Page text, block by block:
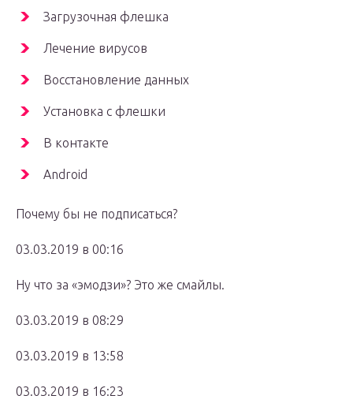
Загрузочная флешка
Лечение вирусов
Восстановление данных
Установка с флешки
В контакте
Android
Почему бы не подписаться?
03.03.2019 в 00:16
Ну что за «эмодзи»? Это же смайлы.
03.03.2019 в 08:29
03.03.2019 в 13:58
03.03.2019 в 16:23